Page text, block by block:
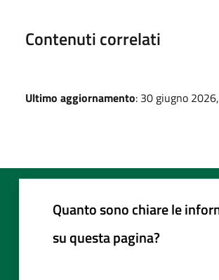
Contenuti correlati
Ultimo aggiornamento: 30 giugno
Quanto sono chiare le
su questa pagina?